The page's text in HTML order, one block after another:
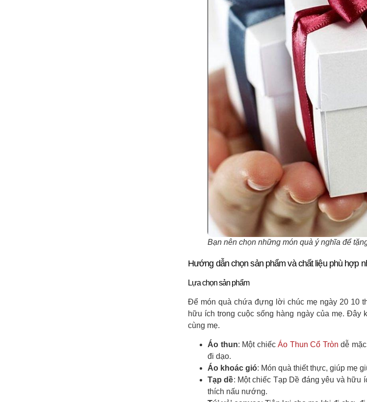
Bạn nên chọn những món quà ý nghĩa để
Hướng dẫn chọn sản phẩm và chất liệu phù hợp
Lựa chọn sản phẩm
Để món quà chứa đựng lời chúc mẹ ngày 20 10
hữu ích trong cuộc sống hàng ngày của mẹ. Đây
cùng mẹ.
Áo thun: Một chiếcÁo Thun Cổ Tròn dễ
đi dạo.
Áo khoác gió: Món quà thiết thực, giúp mẹ
Tạp dề: Một chiếc Tạp Dề đáng yêu và
thích nấu nướng.